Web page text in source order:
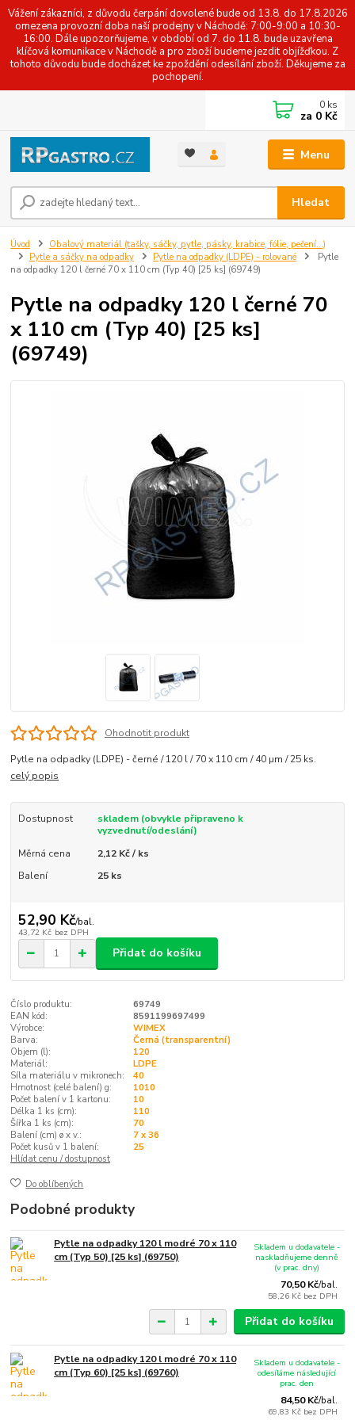
Vážení zákazníci, z důvodu čerpání dovolené bude od 13.8. do 17.8.2026
omezena provozní doba naší prodejny v Náchodě: 7:00-9:00 a 10:30-
16:00. Dále upozorňujeme, v období od 7. do 11.8. bude uzavřena
klíčová komunikace v Náchodě a pro zboží budeme jezdit objížďkou. Z
tohoto důvodu bude docházet ke zpoždění odesílání zboží. Děkujeme za
pochopení.
Menu
Hledat
0 ks
za 0 Kč
Úvod
Obalový materiál (tašky, sáčky, pytle, pásky, krabice, fólie, pečení...)
Pytle a sáčky na odpadky
Pytle na odpadky (LDPE) - rolované
Pytle
na odpadky 120 l černé 70 x 110 cm (Typ 40) [25 ks] (69749)
Pytle na odpadky 120 l černé 70
x 110 cm (Typ 40) [25 ks]
(69749)
Ohodnotit produkt
Pytle na odpadky (LDPE) - černé / 120 l / 70 x 110 cm / 40 µm / 25 ks.
celý popis
Dostupnost
skladem (obvykle připraveno k
vyzvednutí/odeslání)
Měrná cena
2,12 Kč / ks
Balení
25 ks
52,90 Kč/bal.
43,72 Kč bez DPH
Přidat do košíku
Číslo produktu:
69749
EAN kód:
8591199697499
Výrobce:
WIMEX
Barva:
Černá (transparentní)
Objem (l):
120
Materiál:
LDPE
Síla materiálu v mikronech:
40
Hmotnost (celé balení) g:
1010
Počet balení v 1 kartonu:
10
Délka 1 ks (cm):
110
Šířka 1 ks (cm):
70
Balení (cm) ø x v.:
7 x 36
Počet kusů v 1 balení:
25
Hlídat cenu / dostupnost
Do oblíbených
Podobné produkty
Pytle na odpadky 120 l modré 70 x 110
cm (Typ 50) [25 ks] (69750)
70,50 Kč/bal.
58,26 Kč bez DPH
Skladem u dodavatele -
naskladňujeme denně
(v prac. dny)
Přidat do košíku
Pytle na odpadky 120 l modré 70 x 110
cm (Typ 60) [25 ks] (69760)
84,50 Kč/bal.
69,83 Kč bez DPH
Skladem u dodavatele -
odesíláme následující
prac. den